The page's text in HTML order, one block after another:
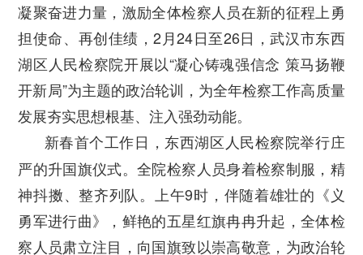
凝聚奋进力量，激励全体检察人员在新的征程上勇
担使命、再创佳绩，2月24日至26日，武汉市东西
湖区人民检察院开展以“凝心铸魂强信念 策马扬鞭
开新局”为主题的政治轮训，为全年检察工作高质量
发展夯实思想根基、注入强劲动能。
新春首个工作日，东西湖区人民检察院举行庄
严的升国旗仪式。全院检察人员身着检察制服，精
神抖擞、整齐列队。上午9时，伴随着雄壮的《义
勇军进行曲》，鲜艳的五星红旗冉冉升起，全体检
察人员肃立注目，向国旗致以崇高敬意，为政治轮